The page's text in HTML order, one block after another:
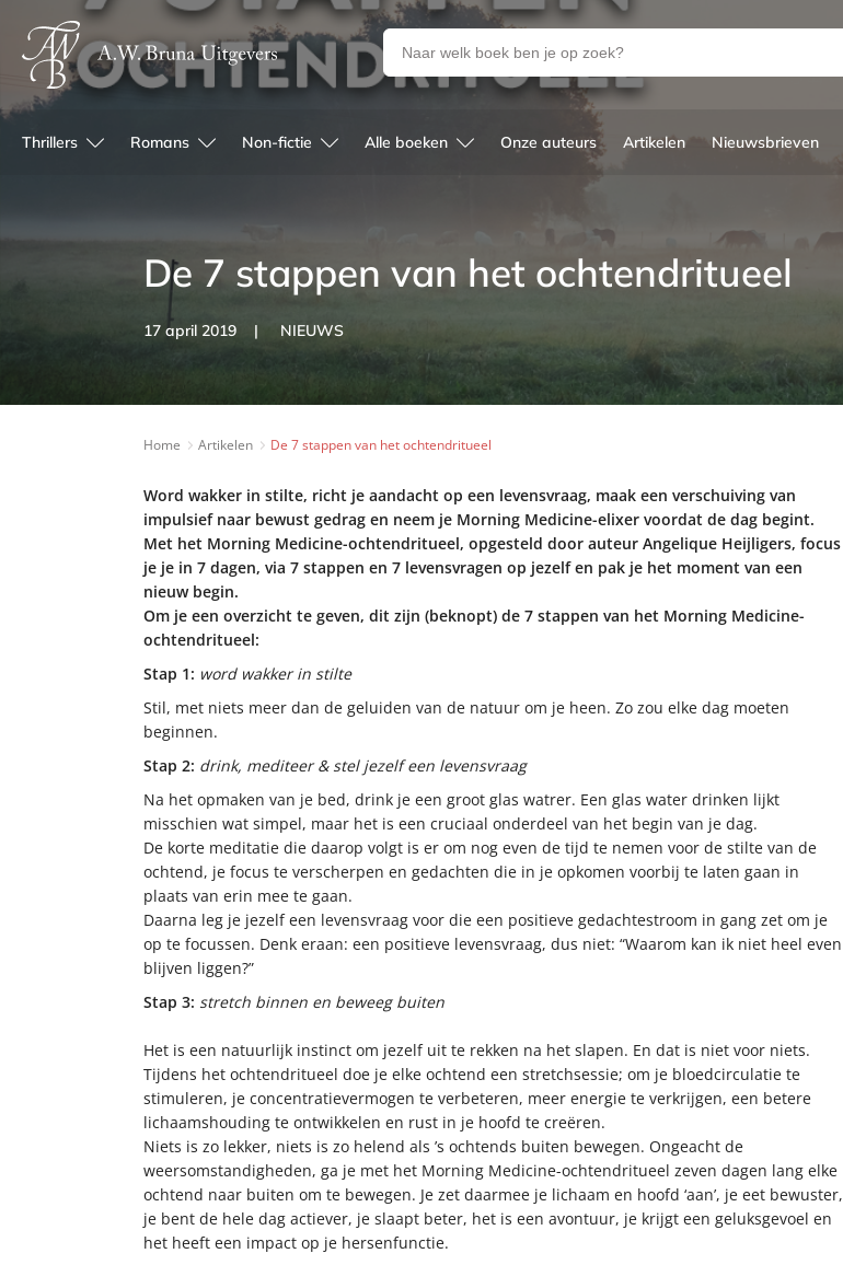
Zoeken
naar
boeken,
en
Thrillers Romans Non-fictie Alle boeken Onze auteurs Artikelen Nieuwsbrieven
De 7 stappen van het ochtendritueel
17 april 2019 NIEUWS
Home Artikelen De 7 stappen van het ochtendritueel
Word wakker in stilte, richt je aandacht op een levensvraag, maak een verschuiving van
impulsief naar bewust gedrag en neem je Morning Medicine-elixer voordat de dag begint.
Met het Morning Medicine-ochtendritueel, opgesteld door auteur Angelique Heijligers, focus
je je in 7 dagen, via 7 stappen en 7 levensvragen op jezelf en pak je het moment van een
nieuw begin.
Om je een overzicht te geven, dit zijn (beknopt) de 7 stappen van het Morning Medicine-
ochtendritueel:
Stap 1: word wakker in stilte
Stil, met niets meer dan de geluiden van de natuur om je heen. Zo zou elke dag moeten
beginnen.
Stap 2: drink, mediteer & stel jezelf een levensvraag
Na het opmaken van je bed, drink je een groot glas watrer. Een glas water drinken lijkt
misschien wat simpel, maar het is een cruciaal onderdeel van het begin van je dag.
De korte meditatie die daarop volgt is er om nog even de tijd te nemen voor de stilte van de
ochtend, je focus te verscherpen en gedachten die in je opkomen voorbij te laten gaan in
plaats van erin mee te gaan.
Daarna leg je jezelf een levensvraag voor die een positieve gedachtestroom in gang zet om je
op te focussen. Denk eraan: een positieve levensvraag, dus niet: “Waarom kan ik niet heel even
blijven liggen?”
Stap 3: stretch binnen en beweeg buiten
Het is een natuurlijk instinct om jezelf uit te rekken na het slapen. En dat is niet voor niets.
Tijdens het ochtendritueel doe je elke ochtend een stretchsessie; om je bloedcirculatie te
stimuleren, je concentratievermogen te verbeteren, meer energie te verkrijgen, een betere
lichaamshouding te ontwikkelen en rust in je hoofd te creëren.
Niets is zo lekker, niets is zo helend als ’s ochtends buiten bewegen. Ongeacht de
weersomstandigheden, ga je met het Morning Medicine-ochtendritueel zeven dagen lang elke
ochtend naar buiten om te bewegen. Je zet daarmee je lichaam en hoofd ‘aan’, je eet bewuster,
je bent de hele dag actiever, je slaapt beter, het is een avontuur, je krijgt een geluksgevoel en
het heeft een impact op je hersenfunctie.